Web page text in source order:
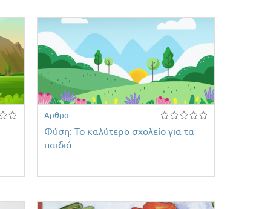
Άρθρα
Φύση: Το καλύτερο σχολείο για τα
παιδιά